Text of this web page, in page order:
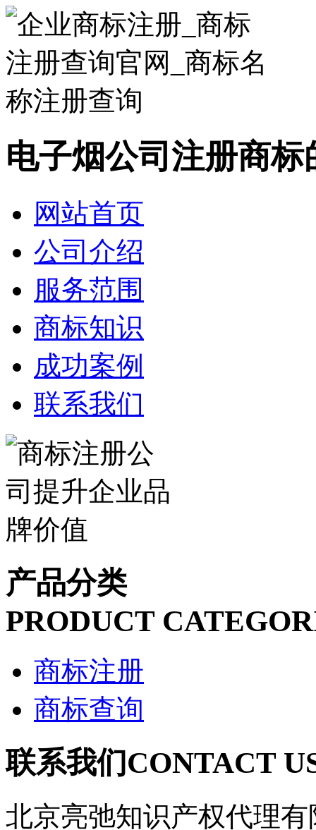
电子烟公司注册商标
网站首页
公司介绍
服务范围
商标知识
成功案例
联系我们
产品分类
PRODUCT
商标注册
商标查询
联系我们CONTACT
北京亮弛知识产权代理有